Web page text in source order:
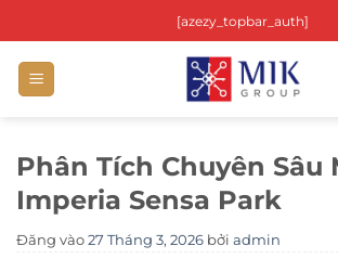
qua
nội
dung
[azezy_topbar_auth]
Phân Tích Chuyên Sâu
Imperia Sensa Park
Đăng vào 27 Tháng 3, 2026 bởi admin